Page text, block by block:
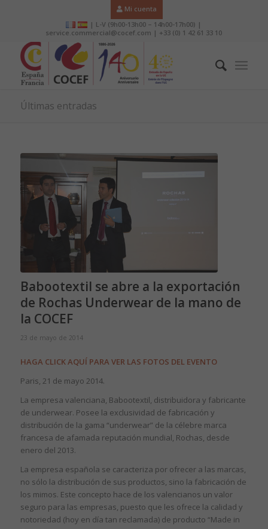
Mi cuenta
| L-V (9h00-13h00 – 14h00-17h00) |
service.commercial@cocef.com | +33 (0) 1 42 61 33 10
Últimas entradas
Babootextil se abre a la exportación
de Rochas Underwear de la mano de
la COCEF
23 de mayo de 2014
HAGA CLICK AQUÍ PARA VER LAS FOTOS DEL EVENTO
Paris, 21 de mayo 2014.
La empresa valenciana, Babootextil, distribuidora y fabricante
de underwear. Posee la exclusividad de fabricación y
distribución de la gama “underwear” de la célebre marca
francesa de afamada reputación mundial, Rochas, desde
enero del 2013.
La empresa española se caracteriza por ofrecer a las marcas,
no sólo la distribución de sus productos, sino la fabricación de
los mimos. Este concepto hace de los valencianos un valor
seguro para las empresas, puesto que les ofrece la calidad y
notoriedad (hoy en día tan reclamada) de producto “Made in